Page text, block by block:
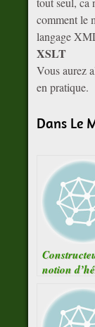
comment le
langage
XSLT
Vous aurez
en pratique.
Dans Le
notion